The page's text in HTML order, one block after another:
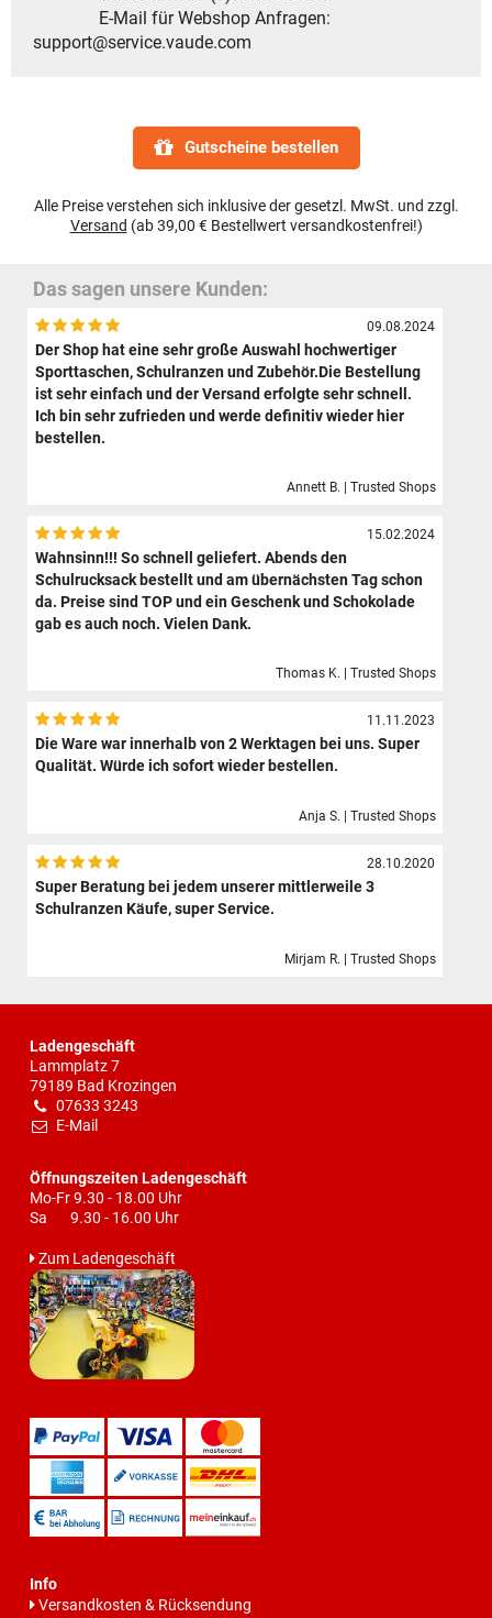
E-Mail für Webshop Anfragen:
support@service.vaude.com
Gutscheine bestellen
Alle Preise verstehen sich inklusive der gesetzl. MwSt. und zzgl.
Versand (ab 39,00 € Bestellwert versandkostenfrei!)
Das sagen unsere Kunden:
09.08.2024
Der Shop hat eine sehr große Auswahl hochwertiger
Sporttaschen, Schulranzen und Zubehör.Die Bestellung
ist sehr einfach und der Versand erfolgte sehr schnell.
Ich bin sehr zufrieden und werde definitiv wieder hier
bestellen.
Annett B. | Trusted Shops
15.02.2024
Wahnsinn!!! So schnell geliefert. Abends den
Schulrucksack bestellt und am übernächsten Tag schon
da. Preise sind TOP und ein Geschenk und Schokolade
gab es auch noch. Vielen Dank.
Thomas K. | Trusted Shops
11.11.2023
Die Ware war innerhalb von 2 Werktagen bei uns. Super
Qualität. Würde ich sofort wieder bestellen.
Anja S. | Trusted Shops
28.10.2020
Super Beratung bei jedem unserer mittlerweile 3
Schulranzen Käufe, super Service.
Mirjam R. | Trusted Shops
Ladengeschäft
Lammplatz 7
79189 Bad Krozingen
07633 3243
E-Mail
Öffnungszeiten Ladengeschäft
Mo-Fr 9.30 - 18.00 Uhr
Sa 9.30 - 16.00 Uhr
Zum Ladengeschäft
Info
Versandkosten & Rücksendung